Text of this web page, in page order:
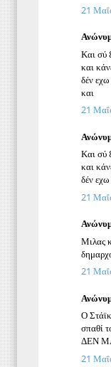
21
Και σύ
και
δέν
και
21
Και σύ
και
δέν
21
Μιλας
21
Ο
σπαθί
ΔΕΝ
21